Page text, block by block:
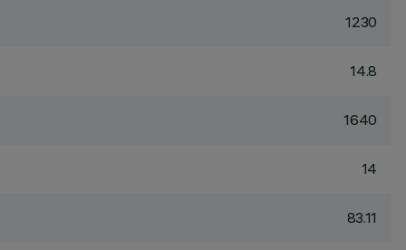
1230
14.8
1640
14
83.11